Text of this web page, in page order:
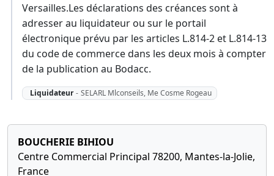
Versailles.Les déclarations des créances sont à
adresser au liquidateur ou sur le portail
électronique prévu par les articles L.814-2 et L.814-13
du code de commerce dans les deux mois à compter
de la publication au Bodacc.
Liquidateur - SELARL Mlconseils, Me Cosme Rogeau
BOUCHERIE BIHIOU
Centre Commercial Principal 78200, Mantes-la-Jolie,
France